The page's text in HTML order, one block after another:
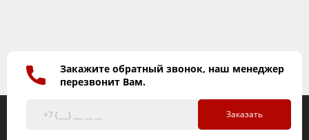
Закажите обратный звонок, наш менеджер
перезвонит Вам.
Заказать